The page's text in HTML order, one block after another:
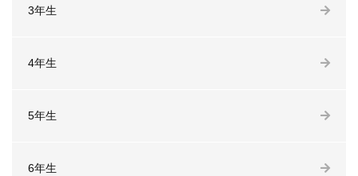
3年生
4年生
5年生
6年生